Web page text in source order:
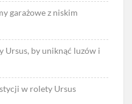
garażowe z niskim
Ursus, by uniknąć luzów i
w rolety Ursus